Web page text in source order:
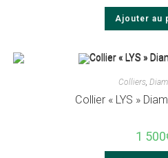
Ajouter au
Colliers,
Collier « LYS »
1 500